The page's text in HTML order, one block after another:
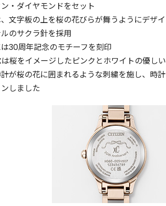
・ダイヤモンドをセット
文字板の上を桜の花びらが舞うようにデザ
のサクラ針を採用
30周年記念のモチーフを刻印
桜をイメージしたピンクとホワイトの優し
が桜の花に囲まれるような刺繍を施し、時
しました